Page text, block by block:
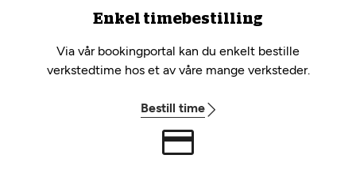
Enkel timebestilling
Via vår bookingportal kan du enkelt bestille
verkstedtime hos et av våre mange verksteder.
Bestill time